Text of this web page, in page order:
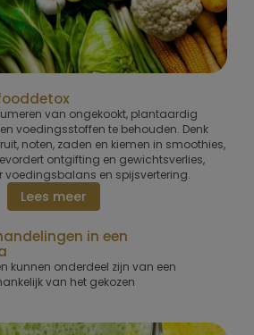
van ongekookt, plantaardig
voedingsstoffen te behouden. Denk
noten, zaden en kiemen in smoothies,
ontgifting en gewichtsverlies,
voedingsbalans en spijsvertering.
Lees meer
in een
kunnen onderdeel zijn van een
van het gekozen